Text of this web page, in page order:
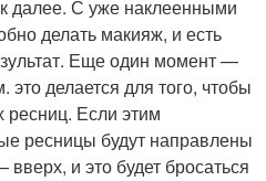
далее. С уже наклеенными
делать макияж, и есть
Еще один момент —
делается для того, чтобы
ресниц. Если этим
ресницы будут направлены
и это будет бросаться